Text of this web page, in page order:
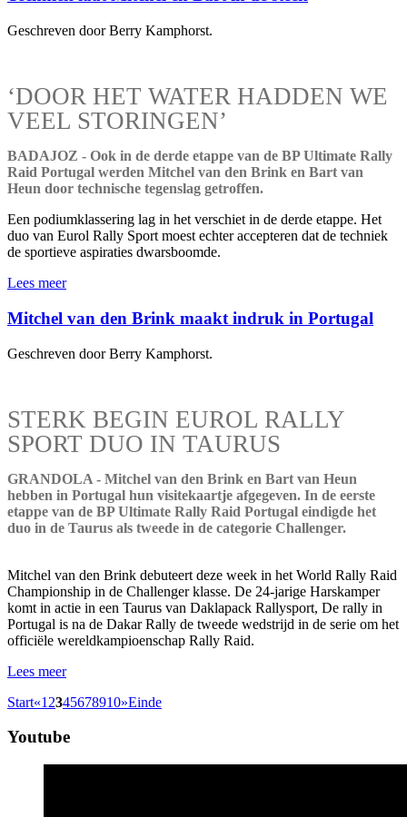
Geschreven door Berry Kamphorst.
‘DOOR HET WATER HADDEN WE
VEEL STORINGEN’
BADAJOZ - Ook in de derde etappe van de BP Ultimate Rally
Raid Portugal werden Mitchel van den Brink en Bart van
Heun door technische tegenslag getroffen.
Een podiumklassering lag in het verschiet in de derde etappe. Het
duo van Eurol Rally Sport moest echter accepteren dat de techniek
de sportieve aspiraties dwarsboomde.
Lees meer
Mitchel van den Brink maakt indruk in Portugal
Geschreven door Berry Kamphorst.
STERK BEGIN EUROL RALLY
SPORT DUO IN TAURUS
GRANDOLA - Mitchel van den Brink en Bart van Heun
hebben in Portugal hun visitekaartje afgegeven. In de eerste
etappe van de BP Ultimate Rally Raid Portugal eindigde het
duo in de Taurus als tweede in de categorie Challenger.
Mitchel van den Brink debuteert deze week in het World Rally Raid
Championship in de Challenger klasse. De 24-jarige Harskamper
komt in actie in een Taurus van Daklapack Rallysport, De rally in
Portugal is na de Dakar Rally de tweede wedstrijd in de serie om het
officiële wereldkampioenschap Rally Raid.
Lees meer
Start«1 2345678910»Einde
Youtube